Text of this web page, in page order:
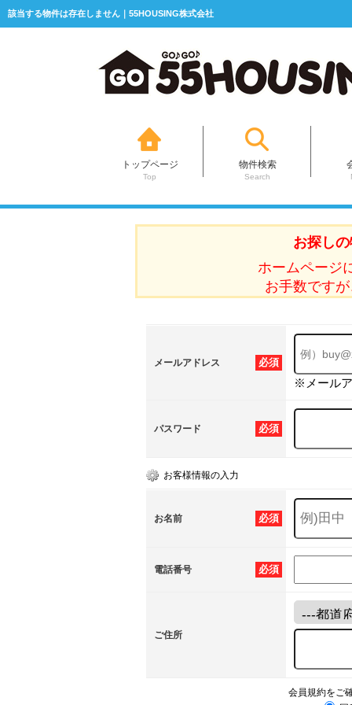
該当する物件は存在しません｜55HOUSING株式会社
トップページ
Top
物件検索
Search
お探し
ホームページ
お手数です
必須
メールアドレス
※メール
必須
パスワード
お客様情報の入力
必須
お名前
必須
電話番号
ご住所
会員規約をご